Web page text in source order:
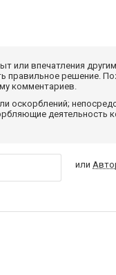
или впечатления
правильное решение.
комментариев.
оскорблений;
деятельность
или